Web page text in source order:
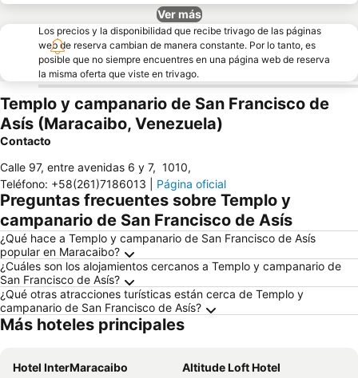
Ver más
Los precios y la disponibilidad que recibe trivago de las páginas
web de reserva cambian de manera constante. Por lo tanto, es
posible que no siempre encuentres en una página web de reserva
la misma oferta que viste en trivago.
Templo y campanario de San Francisco de
Asís (Maracaibo, Venezuela)
Contacto
Calle 97, entre avenidas 6 y 7, 1010,
Teléfono: +58(261)7186013 Página oficial
Preguntas frecuentes sobre Templo y
campanario de San Francisco de Asís
¿Qué hace a Templo y campanario de San Francisco de Asís
popular en Maracaibo?
¿Cuáles son los alojamientos cercanos a Templo y campanario de
San Francisco de Asís?
¿Qué otras atracciones turísticas están cerca de Templo y
campanario de San Francisco de Asís?
Más hoteles principales
Hotel InterMaracaibo
Altitude Loft Hotel